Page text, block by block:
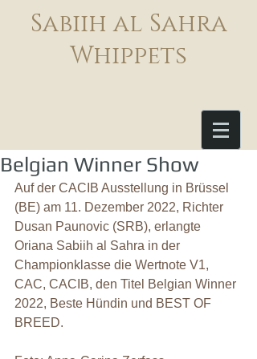
Sabiih al Sahra
Whippets
Belgian Winner Show
Auf der CACIB Ausstellung in Brüssel
(BE) am 11. Dezember 2022, Richter
Dusan Paunovic (SRB), erlangte
Oriana Sabiih al Sahra in der
Championklasse die Wertnote V1,
CAC, CACIB, den Titel Belgian Winner
2022, Beste Hündin und BEST OF
BREED.